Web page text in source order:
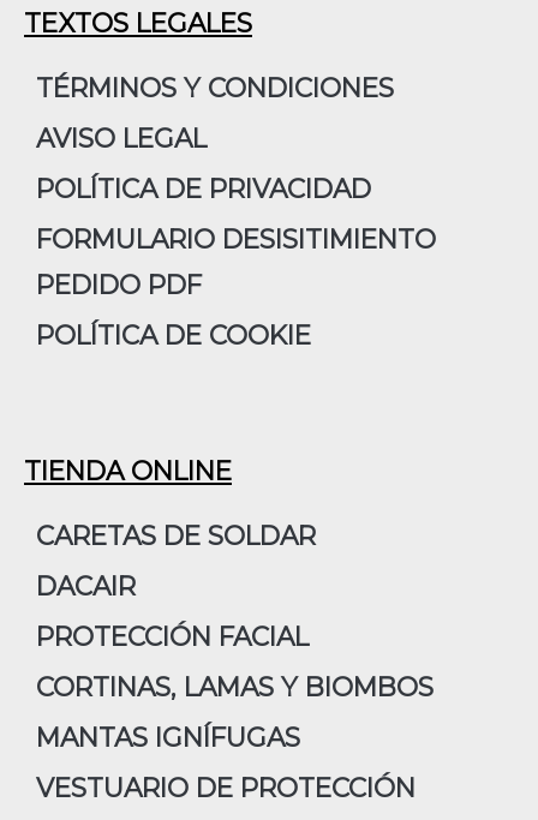
e
b
o
k
g
m
d
TEXTOS LEGALES
TÉRMINOS Y CONDICIONES
AVISO LEGAL
POLÍTICA DE PRIVACIDAD
FORMULARIO DESISITIMIENTO
PEDIDO PDF
POLÍTICA DE COOKIE
TIENDA ONLINE
CARETAS DE SOLDAR
DACAIR
PROTECCIÓN FACIAL
CORTINAS, LAMAS Y BIOMBOS
MANTAS IGNÍFUGAS
VESTUARIO DE PROTECCIÓN